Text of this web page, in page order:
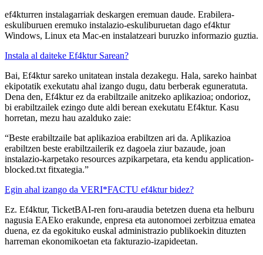
ef4kturren instalagarriak deskargen eremuan daude. Erabilera-
eskuliburuen eremuko instalazio-eskuliburuetan dago ef4ktur
Windows, Linux eta Mac-en instalatzeari buruzko informazio guztia.
Instala al daiteke Ef4ktur Sarean?
Bai, Ef4ktur sareko unitatean instala dezakegu. Hala, sareko hainbat
ekipotatik exekutatu ahal izango dugu, datu berberak eguneratuta.
Dena den, Ef4ktur ez da erabiltzaile anitzeko aplikazioa; ondorioz,
bi erabiltzailek ezingo dute aldi berean exekutatu Ef4ktur. Kasu
horretan, mezu hau azalduko zaie:
“Beste erabiltzaile bat aplikazioa erabiltzen ari da. Aplikazioa
erabiltzen beste erabiltzailerik ez dagoela ziur bazaude, joan
instalazio-karpetako resources azpikarpetara, eta kendu application-
blocked.txt fitxategia.”
Egin ahal izango da VERI*FACTU ef4ktur bidez?
Ez. Ef4ktur, TicketBAI-ren foru-araudia betetzen duena eta helburu
nagusia EAEko erakunde, enpresa eta autonomoei zerbitzua ematea
duena, ez da egokituko euskal administrazio publikoekin dituzten
harreman ekonomikoetan eta fakturazio-izapideetan.